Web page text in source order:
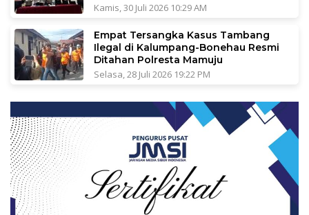
Kamis, 30 Juli 2026 10:29 AM
Empat Tersangka Kasus Tambang
Ilegal di Kalumpang-Bonehau Resmi
Ditahan Polresta Mamuju
Selasa, 28 Juli 2026 19:22 PM